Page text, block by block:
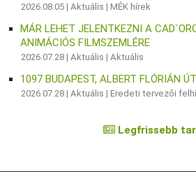
2026.08.05 |Aktuális |MÉK hírek
MÁR LEHET JELENTKEZNI A
ANIMÁCIÓS FILMSZEMLÉRE
2026.07.28 |Aktuális |Aktuális
1097 BUDAPEST, ALBERT FLÓRIÁN
2026.07.28 |Aktuális |Eredeti tervezői
Legfrissebb